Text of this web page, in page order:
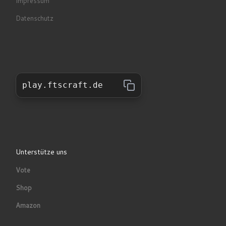
Datenschutz
play.ftscraft.de
Unterstütze uns
Vote
Shop
Amazon